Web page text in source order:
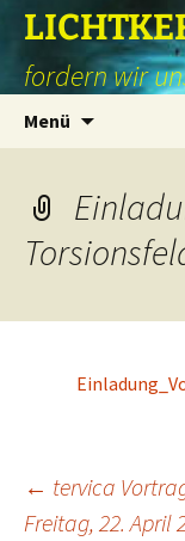
Zum
Inhalt
springen
fordern wir
Menü
← tervica
Freitag, 22. April